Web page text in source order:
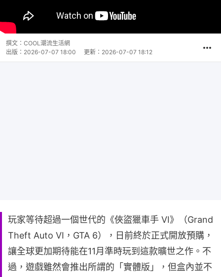
撰文： COOL潮流生活網
出版： 2026-07-07 18:00 更新： 2026-07-07 18:12
玩家等待超過一個世代的《俠盜獵車手 VI》（Grand
Theft Auto VI，GTA 6），日前終於正式開放預購，
讓全球更加期待能在11月準時玩到這款曠世之作。不
過，遊戲雖然會推出所謂的「實體版」，但盒內並不